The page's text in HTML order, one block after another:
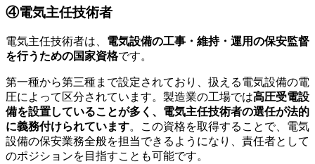
④電気主任技術者
電気主任技術者は、 電気設備の工事・維持・運用の保安監督
を行うための国家資格です。
第一種から第三種まで設定されており、扱える電気設備の電
圧によって区分されています。製造業の工場では高圧受電設
備を設置していることが多く、電気主任技術者の選任が法的
に義務付けられています。この資格を取得することで、電気
設備の保安業務全般を担当できるようになり、責任者として
のポジションを目指すことも可能です。